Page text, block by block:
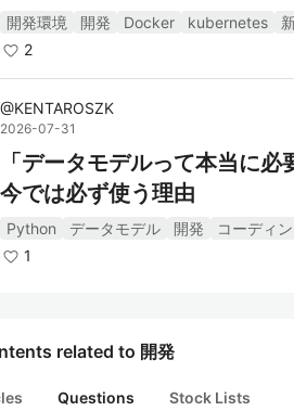
開発環境 開発 Docker kubernetes
2
@KENTAROSZK
2026-07-31
「データモデルって本当に必
今では必ず使う理由
Python データモデル 開発 コーディ
1
related to 開発
Questions Stock Lists